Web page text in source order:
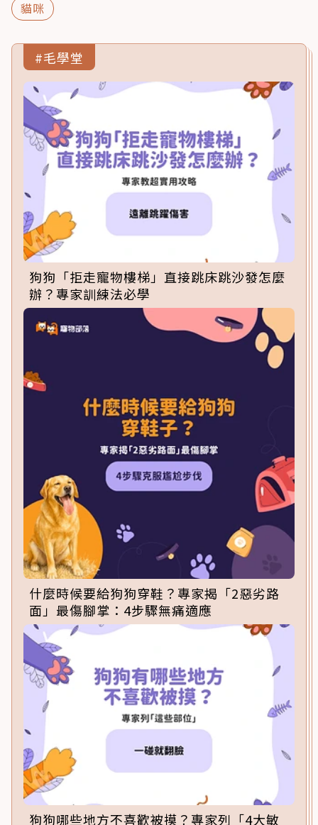
貓咪
#毛學堂
狗狗「拒走寵物樓梯」直接跳床跳沙發怎麼
辦？專家訓練法必學
什麼時候要給狗狗穿鞋？專家揭「2惡劣路
面」最傷腳掌：4步驟無痛適應
狗狗哪些地方不喜歡被摸？專家列「4大敏